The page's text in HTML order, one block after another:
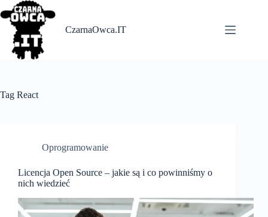
Skip
to
content
CzarnaOwca.IT
Tag React
Oprogramowanie
Licencja Open Source – jakie są i co powinniśmy o
nich wiedzieć